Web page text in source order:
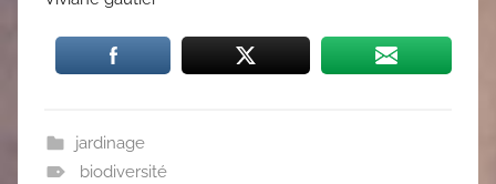
jardinage
biodiversité